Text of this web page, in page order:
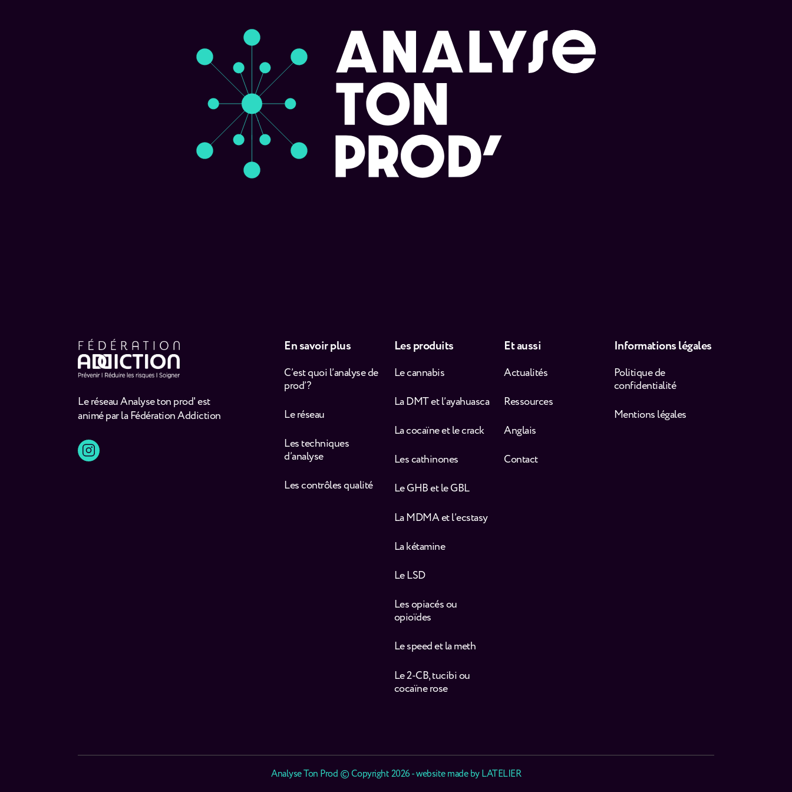
Le réseau Analyse ton prod' est
animé par la Fédération Addiction
En savoir plus
C’est quoi l’analyse de
prod’ ?
Le réseau
Les techniques
d’analyse
Les contrôles qualité
Les produits
Le cannabis
La DMT et l’ayahuasca
La cocaïne et le crack
Les cathinones
Le GHB et le GBL
La MDMA et l’ecstasy
La kétamine
Le LSD
Les opiacés ou
opioïdes
Le speed et la meth
Le 2-CB, tucibi ou
cocaïne rose
Et aussi
Actualités
Ressources
Anglais
Contact
Informations légales
Politique de
confidentialité
Mentions légales
Analyse Ton Prod © Copyright 2026 - website made byLATELIER